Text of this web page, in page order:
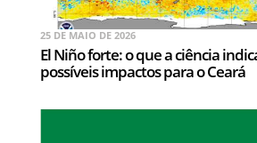
25 DE MAIO DE 2026
El Niño forte: o que a ciência
possíveis impactos para o Ceará